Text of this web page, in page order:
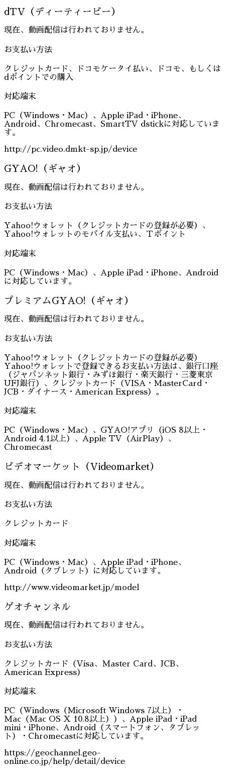
dTV（ディーティービー）
現在、動画配信は行われておりません。
お支払い方法
クレジットカード、ドコモケータイ払い、ドコモ、もしくは
dポイントでの購入
対応端末
PC（Windows・Mac）、Apple iPad・iPhone、
Android、Chromecast、SmartTV dstickに対応していま
す。
http://pc.video.dmkt-sp.jp/device
GYAO!（ギャオ）
現在、動画配信は行われておりません。
お支払い方法
Yahoo!ウォレット（クレジットカードの登録が必要）、
Yahoo!ウォレットのモバイル支払い、Ｔポイント
対応端末
PC（Windows・Mac）、Apple iPad・iPhone、Android
に対応しています。
プレミアムGYAO!（ギャオ）
現在、動画配信は行われておりません。
お支払い方法
Yahoo!ウォレット（クレジットカードの登録が必要）
Yahoo!ウォレットで登録できるお支払い方法は、銀行口座
（ジャパンネット銀行・みずほ銀行・楽天銀行・三菱東京
UFJ銀行）、クレジットカード（VISA・MasterCard・
JCB・ダイナース・American Express）。
対応端末
PC（Windows・Mac）、GYAO!アプリ（iOS 8以上・
Android 4.1以上）、Apple TV（AirPlay）、
Chromecast
ビデオマーケット（Videomarket）
現在、動画配信は行われておりません。
お支払い方法
クレジットカード
対応端末
PC（Windows・Mac）、Apple iPad・iPhone、
Android（タブレット）に対応しています。
http://www.videomarket.jp/model
ゲオチャンネル
現在、動画配信は行われておりません。
お支払い方法
クレジットカード（Visa、Master Card、JCB、
American Express）
対応端末
PC（Windows（Microsoft Windows 7以上）・
Mac（Mac OS X 10.8以上））、Apple iPad・iPad
mini・iPhone、Android（スマートフォン、タブレッ
ト）・Chromecastに対応しています。
https://geochannel.geo-
online.co.jp/help/detail/device